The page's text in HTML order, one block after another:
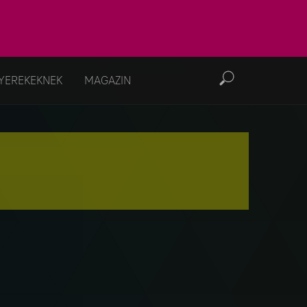
MAGAZIN